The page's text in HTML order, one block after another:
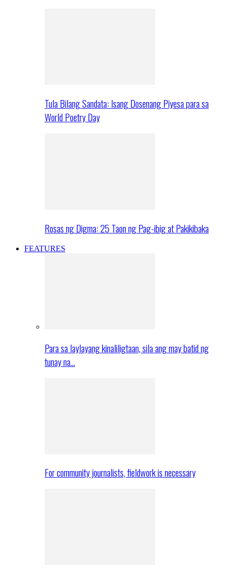
Tula Bilang Sandata: Isang Dosenang Piyesa para sa
World Poetry Day
Rosas ng Digma: 25 Taon ng Pag-ibig at Pakikibaka
FEATURES
Para sa laylayang kinaliligtaan, sila ang may batid ng
tunay na…
For community journalists, fieldwork is necessary